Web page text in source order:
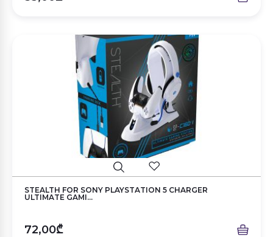
STEALTH FOR SONY PLAYSTATION 5 CHARGER
ULTIMATE GAMI...
72,00₾